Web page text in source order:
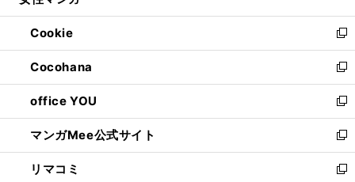
開
く
ウ
で
開
く
ン
ド
ウ
で
開
く
ウ
ィ
ン
ド
ウ
で
開
く
Cookie
新
し
い
ウ
ィ
ン
ド
ウ
で
Cocohana
新
し
い
ウ
ィ
ン
ド
office YOU
新
し
い
ウ
ィ
マンガMee公式サイト
新
し
い
リマコミ
新